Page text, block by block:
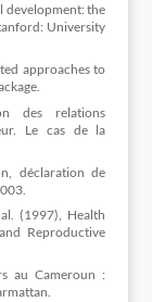
development: the
University
approaches to
des relations
Le cas de la
déclaration de
(1997), Health
Reproductive
au Cameroun :